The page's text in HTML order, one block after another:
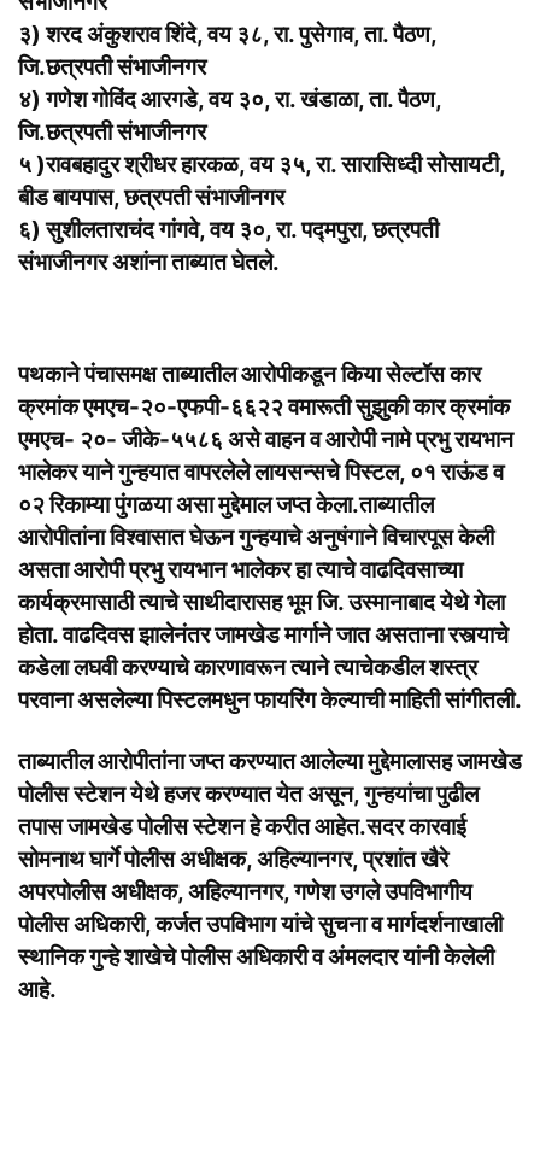
३) शरद अंकुशराव शिंदे, वय ३८, रा. पुसेगाव, ता. पैठण,
जि.छत्रपती संभाजीनगर
४) गणेश गोविंद आरगडे, वय ३०, रा. खंडाळा, ता. पैठण,
जि.छत्रपती संभाजीनगर
५ )रावबहादुर श्रीधर हारकळ, वय ३५, रा. सारासिध्दी सोसायटी,
बीड बायपास, छत्रपती संभाजीनगर
६) सुशीलताराचंद गांगवे, वय ३०, रा. पद्मपुरा, छत्रपती
संभाजीनगर अशांना ताब्यात घेतले.
पथकाने पंचासमक्ष ताब्यातील आरोपीकडून किया सेल्टॉस कार
क्रमांक एमएच-२०-एफपी-६६२२ वमारूती सुझुकी कार क्रमांक
एमएच- २०- जीके-५५८६ असे वाहन व आरोपी नामे प्रभु रायभान
भालेकर याने गुन्हयात वापरलेले लायसन्सचे पिस्टल, ०१ राऊंड व
०२ रिकाम्या पुंगळया असा मुद्देमाल जप्त केला.ताब्यातील
आरोपीतांना विश्वासात घेऊन गुन्हयाचे अनुषंगाने विचारपूस केली
असता आरोपी प्रभु रायभान भालेकर हा त्याचे वाढदिवसाच्या
कार्यक्रमासाठी त्याचे साथीदारासह भूम जि. उस्मानाबाद येथे गेला
होता. वाढदिवस झालेनंतर जामखेड मार्गाने जात असताना रस्त्याचे
कडेला लघवी करण्याचे कारणावरून त्याने त्याचेकडील शस्त्र
परवाना असलेल्या पिस्टलमधुन फायरिंग केल्याची माहिती सांगीतली.
ताब्यातील आरोपीतांना जप्त करण्यात आलेल्या मुद्देमालासह जामखेड
पोलीस स्टेशन येथे हजर करण्यात येत असून, गुन्हयांचा पुढील
तपास जामखेड पोलीस स्टेशन हे करीत आहेत.सदर कारवाई
सोमनाथ घार्गे पोलीस अधीक्षक, अहिल्यानगर, प्रशांत खैरे
अपरपोलीस अधीक्षक, अहिल्यानगर, गणेश उगले उपविभागीय
पोलीस अधिकारी, कर्जत उपविभाग यांचे सुचना व मार्गदर्शनाखाली
स्थानिक गुन्हे शाखेचे पोलीस अधिकारी व अंमलदार यांनी केलेली
आहे.